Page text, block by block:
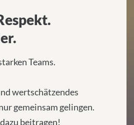
Teams.
wertschätzendes
gemeinsam gelingen.
beitragen!